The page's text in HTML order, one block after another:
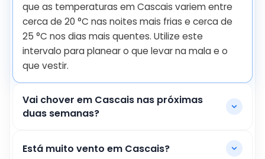
que as temperaturas em Cascais variem entre
cerca de 20 °C nas noites mais frias e cerca de
25 °C nos dias mais quentes. Utilize este
intervalo para planear o que levar na mala e o
que vestir.
Vai chover em Cascais nas próximas
duas semanas?
Está muito vento em Cascais?